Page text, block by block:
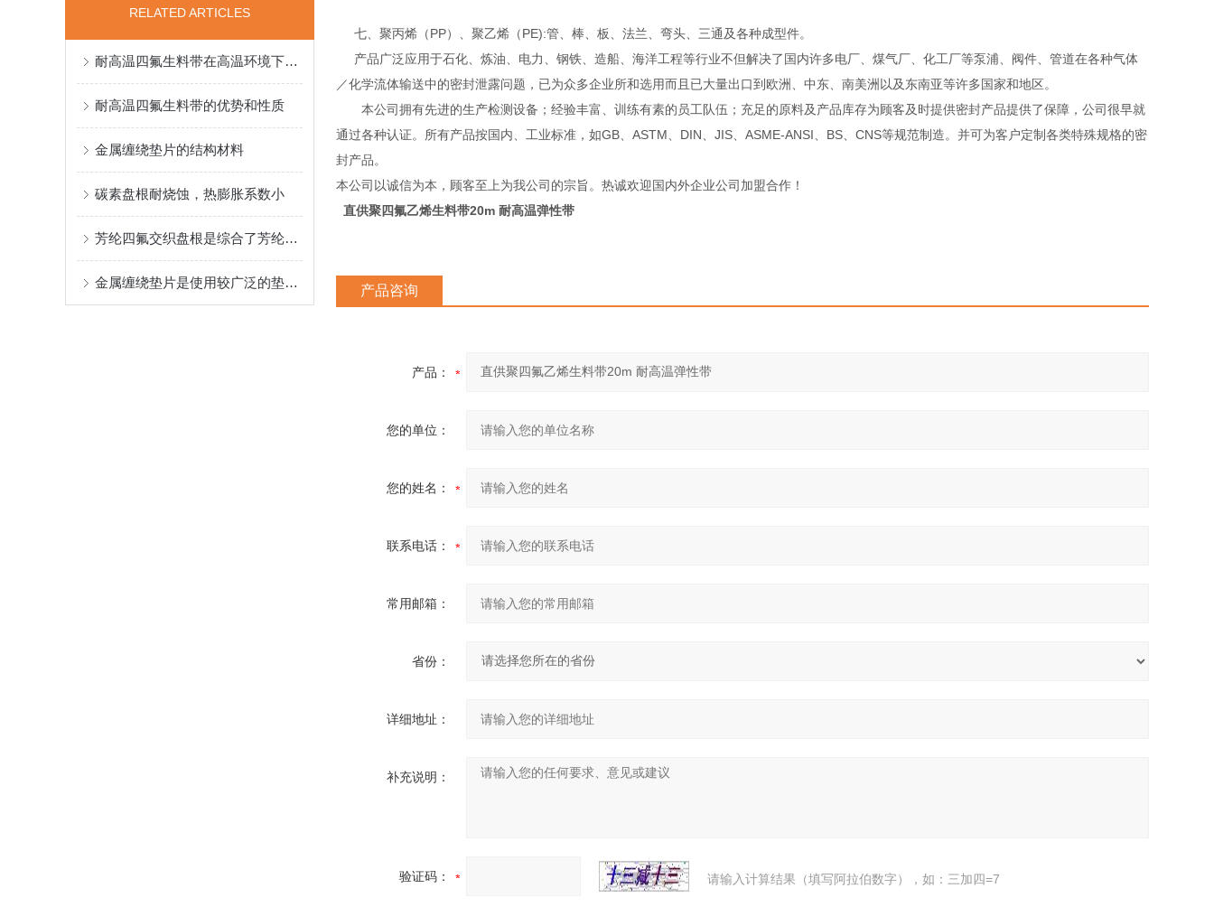
RELATED ARTICLES
耐高温四氟生料带在高温环境下的使用效果分析
耐高温四氟生料带的优势和性质
金属缠绕垫片的结构材料
碳素盘根耐烧蚀，热膨胀系数小
芳纶四氟交织盘根是综合了芳纶纤维与黑四氟纤维的优良性能
金属缠绕垫片是使用较广泛的垫片之一
七、聚丙烯（PP）、聚乙烯（PE):管、棒、板、法兰、弯头、三通及各种成型件。
产品广泛应用于石化、炼油、电力、钢铁、造船、海洋工程等行业不但解决了国内许多电厂、煤气厂、化工厂等泵浦、阀件、管道在各种气体
／化学流体输送中的密封泄露问题，已为众多企业所和选用而且已大量出口到欧洲、中东、南美洲以及东南亚等许多国家和地区。
本公司拥有先进的生产检测设备；经验丰富、训练有素的员工队伍；充足的原料及产品库存为顾客及时提供密封产品提供了保障，公司很早就
通过各种认证。所有产品按国内、工业标准，如GB、ASTM、DIN、JIS、ASME-ANSI、BS、CNS等规范制造。并可为客户定制各类特殊规格的密
封产品。
本公司以诚信为本，顾客至上为我公司的宗旨。热诚欢迎国内外企业公司加盟合作！
直供聚四氟乙烯生料带20m 耐高温弹性带
产品咨询
产品：
您的单位：
您的姓名：
联系电话：
常用邮箱：
省份：
详细地址：
补充说明：
验证码： 请输入计算结果（填写阿拉伯数字），如：三加四=7